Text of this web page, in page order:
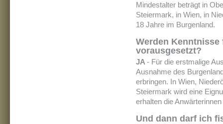
Mindestalter beträgt in
Steiermark, in Wien, in
18 Jahre im Burgenland.
Werden
vorausgesetzt?
JA - Für die erstmalige
Ausnahme des
erbringen. In Wien,
Steiermark wird eine
erhalten die
Und dann darf ich